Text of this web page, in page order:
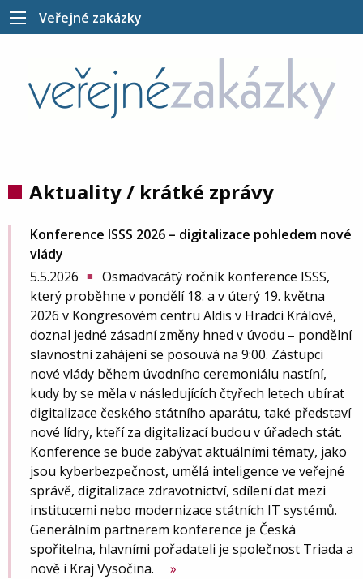
Veřejné zakázky
Aktuality / krátké zprávy
Konference ISSS 2026 – digitalizace pohledem nové
vlády
5.5.2026
■
Osmadvacátý ročník konference ISSS,
který proběhne v pondělí 18. a v úterý 19. května
2026 v Kongresovém centru Aldis v Hradci Králové,
doznal jedné zásadní změny hned v úvodu – pondělní
slavnostní zahájení se posouvá na 9:00. Zástupci
nové vlády během úvodního ceremoniálu nastíní,
kudy by se měla v následujících čtyřech letech ubírat
digitalizace českého státního aparátu, také představí
nové lídry, kteří za digitalizací budou v úřadech stát.
Konference se bude zabývat aktuálními tématy, jako
jsou kyberbezpečnost, umělá inteligence ve veřejné
správě, digitalizace zdravotnictví, sdílení dat mezi
institucemi nebo modernizace státních IT systémů.
Generálním partnerem konference je Česká
spořitelna, hlavními pořadateli je společnost Triada a
nově i Kraj Vysočina.